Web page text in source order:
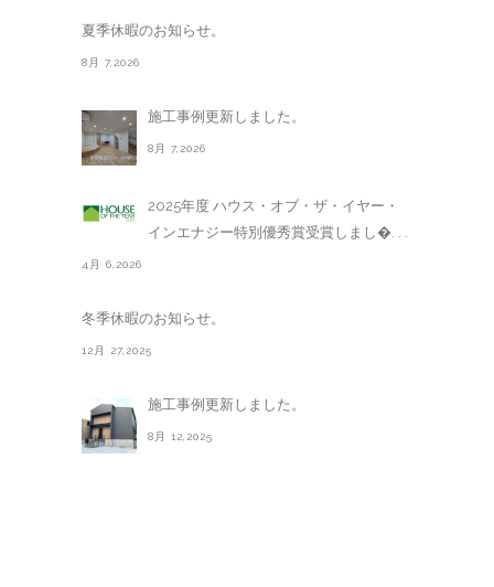
夏季休暇のお知らせ。
8月 7,2026
施工事例更新しました。
8月 7,2026
2025年度 ハウス・オブ・ザ・イヤー・
インエナジー特別優秀賞受賞しまし�. . .
4月 6,2026
冬季休暇のお知らせ。
12月 27,2025
施工事例更新しました。
8月 12,2025